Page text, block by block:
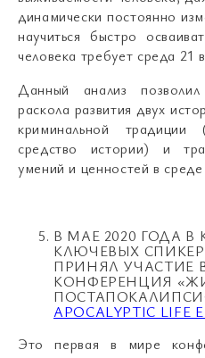
динамически постоянно
научиться быстро
человека требует среда 21
Данный анализ
раскола развития двух
криминальной традиции
средство истории) и
умений и ценностей в
В МАЕ 2020 ГОДА
КЛЮЧЕВЫХ
ПРИНЯЛ УЧАСТИЕ
КОНФЕРЕНЦИЯ
APOCALYPTIC LIFE
Это первая в мире